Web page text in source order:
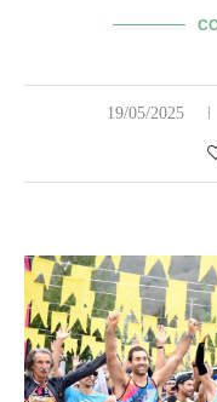
19/05/2025